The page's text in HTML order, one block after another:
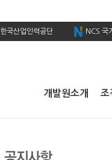
한국산업인력공단 NCS 국
개발원소개 조